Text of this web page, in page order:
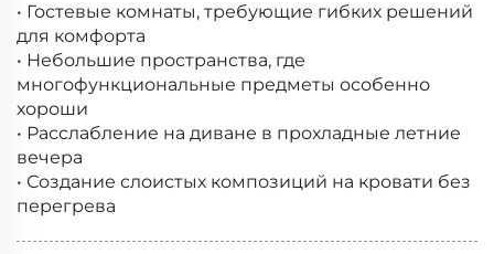
• Гостевые комнаты, требующие гибких решений
для комфорта
• Небольшие пространства, где
многофункциональные предметы особенно
хороши
• Расслабление на диване в прохладные летние
вечера
• Создание слоистых композиций на кровати без
перегрева